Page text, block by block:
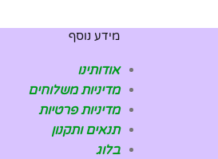
מידע נוסף
אודותינו
מדיניות משלוחים
מדיניות פרטיות
תנאים ותקנון
בלוג